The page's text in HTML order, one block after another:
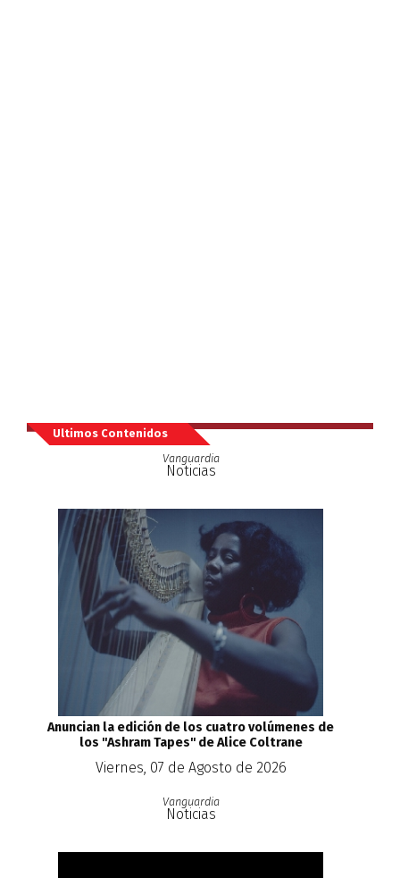
Ultimos Contenidos
Vanguardia
Noticias
Anuncian la edición de los cuatro volúmenes de
los ''Ashram Tapes'' de Alice Coltrane
Viernes, 07 de Agosto de 2026
Vanguardia
Noticias